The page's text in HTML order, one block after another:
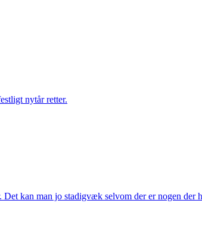
nytår retter.
Det kan man jo stadigvæk selvom der er nogen der